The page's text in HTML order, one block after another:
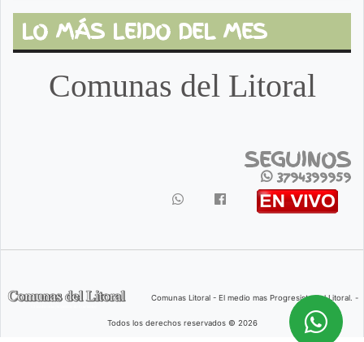
LO MÁS LEIDO DEL MES
Comunas del Litoral
SEGUINOS
3794399959
Comunas Litoral - El medio mas Progresista del Litoral. -
Todos los derechos reservados © 2026